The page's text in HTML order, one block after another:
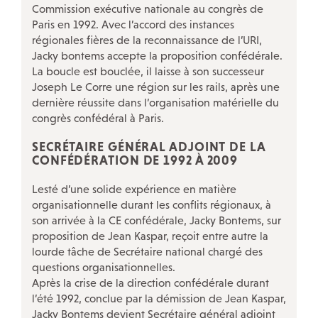
Commission exécutive nationale au congrès de
Paris en 1992. Avec l’accord des instances
régionales fières de la reconnaissance de l’URI,
Jacky bontems accepte la proposition confédérale.
La boucle est bouclée, il laisse à son successeur
Joseph Le Corre une région sur les rails, après une
dernière réussite dans l’organisation matérielle du
congrès confédéral à Paris.
SECRÉTAIRE GÉNÉRAL ADJOINT DE LA
CONFÉDÉRATION DE 1992 À 2009
Lesté d’une solide expérience en matière
organisationnelle durant les conflits régionaux, à
son arrivée à la CE confédérale, Jacky Bontems, sur
proposition de Jean Kaspar, reçoit entre autre la
lourde tâche de Secrétaire national chargé des
questions organisationnelles.
Après la crise de la direction confédérale durant
l’été 1992, conclue par la démission de Jean Kaspar,
Jacky Bontems devient Secrétaire général adjoint